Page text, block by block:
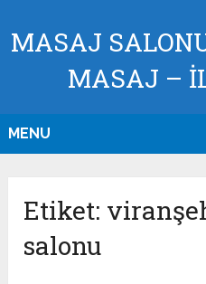
MASAJ
MASAJ –
MENU
Etiket:
salonu